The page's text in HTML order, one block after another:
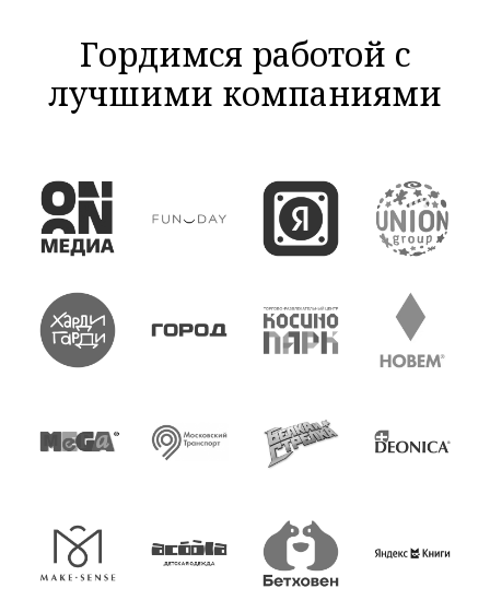
Гордимся работой с
лучшими компаниями